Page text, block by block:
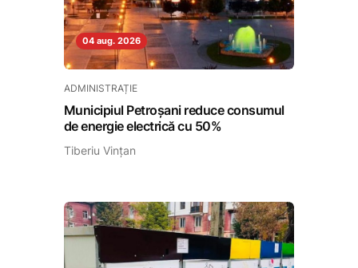
04 aug. 2026
ADMINISTRAȚIE
Municipiul Petroșani reduce consumul
de energie electrică cu 50%
Tiberiu Vințan